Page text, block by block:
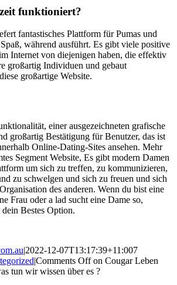
funktioniert?
fantastisches Plattform für Pumas und
während ausführt. Es gibt viele positive
Internet von diejenigen haben, die effektiv
großartig Individuen und gebaut
großartige Website.
einer ausgezeichneten grafische
großartig Bestätigung für Benutzer, das ist
Online-Dating-Sites ansehen. Mehr
Segment Website, Es gibt modern Damen
um sich zu treffen, zu kommunizieren,
zu schwelgen und sich zu freuen und sich
des anderen. Wenn du bist eine
Frau oder a lad sucht eine Dame so,
Bestes Option.
|2022-12-07T13:17:39+11:007
|Comments Offon Cougar Leben
tun wir wissen über es ?